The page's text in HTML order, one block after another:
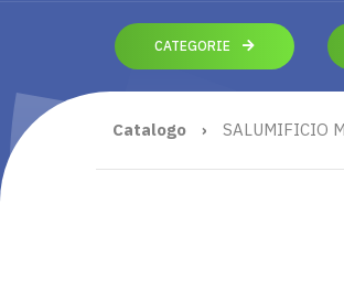
CATEGORIE
Catalogo › SALUMIFICIO